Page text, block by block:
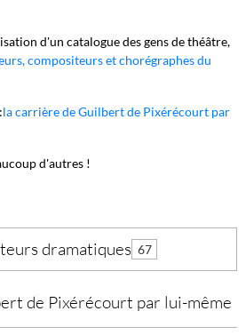
d'un catalogue des gens de théâtre,
compositeurs et chorégraphes du
la carrière de Guilbert de Pixérécourt par
d'autres !
dramatiques 67
de Pixérécourt par lui-même